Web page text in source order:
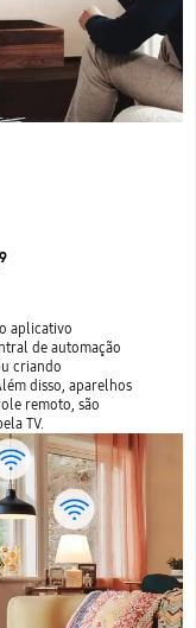
9
aplicativo
de automação
criando
disso, aparelhos
remoto, são
TV.